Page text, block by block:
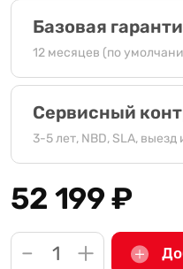
Базовая
12 месяцев (по
Сервисный
3-5 лет, NBD, SLA,
52 199₽
- +